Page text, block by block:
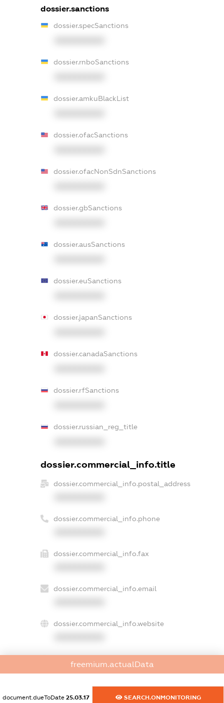
dossier.sanctions
dossier.specSanctions
dossier.rnboSanctions
dossier.amkuBlackList
dossier.ofacSanctions
dossier.ofacNonSdnSanctions
dossier.gbSanctions
dossier.ausSanctions
dossier.euSanctions
dossier.japanSanctions
dossier.canadaSanctions
dossier.rfSanctions
dossier.russian_reg_title
dossier.commercial_info.title
dossier.commercial_info.postal_address
dossier.commercial_info.phone
dossier.commercial_info.fax
dossier.commercial_info.email
dossier.commercial_info.website
XXXXXXXXXX
freemium.actualData
document.dueToDate 25.03.17 SEARCH.ONMONITORING